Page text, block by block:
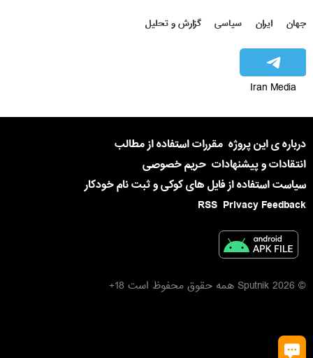
جهان ایران سیاسی گزارش و تحلیل
Iran Media
درباره ی این پروژه مقررات استفاده از مطالب
انتقادات و پیشنهادات حریم خصوصی
سیاست استفاده از فایل های کوکی و ثبت نام خودکار
Privacy Feedback
RSS
© 2026 Sputnik همه حقوق محفوظ است 18+